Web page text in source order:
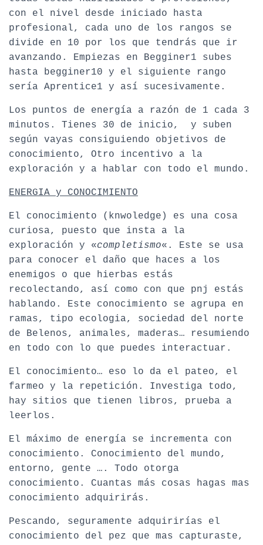
con el nivel desde iniciado hasta
profesional, cada uno de los rangos se
divide en 10 por los que tendrás que ir
avanzando. Empiezas en Begginer1 subes
hasta begginer10 y el siguiente rango
sería Aprentice1 y así sucesivamente.
Los puntos de energía a razón de 1 cada 3
minutos. Tienes 30 de inicio, y suben
según vayas consiguiendo objetivos de
conocimiento, Otro incentivo a la
exploración y a hablar con todo el mundo.
ENERGIA y CONOCIMIENTO
El conocimiento (knwoledge) es una cosa
curiosa, puesto que insta a la
exploración y «completismo«. Este se usa
para conocer el daño que haces a los
enemigos o que hierbas estás
recolectando, así como con que pnj estás
hablando. Este conocimiento se agrupa en
ramas, tipo ecologia, sociedad del norte
de Belenos, animales, maderas… resumiendo
en todo con lo que puedes interactuar.
El conocimiento… eso lo da el pateo, el
farmeo y la repetición. Investiga todo,
hay sitios que tienen libros, prueba a
leerlos.
El máximo de energía se incrementa con
conocimiento. Conocimiento del mundo,
entorno, gente …. Todo otorga
conocimiento. Cuantas más cosas hagas mas
conocimiento adquirirás.
Pescando, seguramente adquirirías el
conocimiento del pez que mas capturaste,